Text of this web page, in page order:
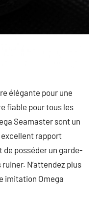
élégante pour une
fiable pour tous les
Seamaster sont un
rapport
posséder un garde-
ruiner. N’attendez plus
imitation Omega